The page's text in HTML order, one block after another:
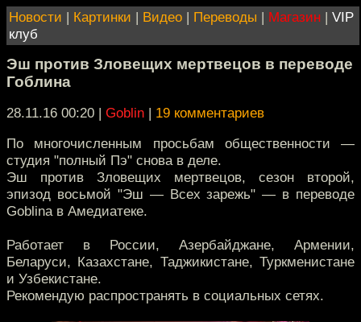
Новости | Картинки | Видео | Переводы | Магазин | VIP
клуб
Эш против Зловещих мертвецов в переводе
Гоблина
28.11.16 00:20 | Goblin | 19 комментариев
По многочисленным просьбам общественности —
студия "полный Пэ" снова в деле.
Эш против Зловещих мертвецов, сезон второй,
эпизод восьмой "Эш — Всех зарежь" — в переводе
Goblina в Амедиатеке.
Работает в России, Азербайджане, Армении,
Беларуси, Казахстане, Таджикистане, Туркменистане
и Узбекистане.
Рекомендую распространять в социальных сетях.